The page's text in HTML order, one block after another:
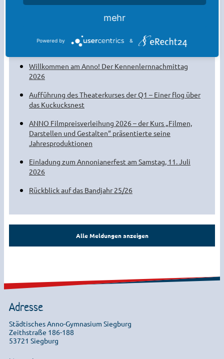
Die Sommerferien sind da!
Willkommen am Anno! Der Kennenlernnachmittag
2026
Aufführung des Theaterkurses der Q1 – Einer flog über
das Kuckucksnest
ANNO Filmpreisverleihung 2026 – der Kurs „Filmen,
Darstellen und Gestalten“ präsentierte seine
Jahresproduktionen
Einladung zum Annonianerfest am Samstag, 11. Juli
2026
Rückblick auf das Bandjahr 25/26
Alle Meldungen anzeigen
Adresse
Städtisches Anno-Gymnasium Siegburg
Zeithstraße 186-188
53721 Siegburg
mehr
Powered by &